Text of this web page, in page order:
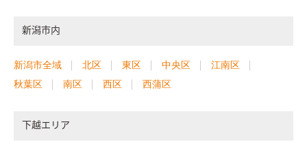
新潟市内
新潟市全域 北区 東区 中央区
江南区
秋葉区
南区 西区 西蒲区
下越エリア